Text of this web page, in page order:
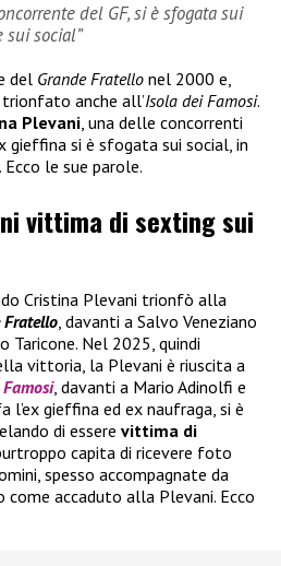
del GF, si è sfogata sui
sui social”
del Grande Fratello nel 2000 e,
anche all’Isola dei Famosi.
Plevani , una delle concorrenti
gieffina si è sfogata sui social, in
le sue parole.
vittima di sexting sui
Cristina Plevani trionfò alla
Fratello , davanti a Salvo Veneziano
Taricone. Nel 2025, quindi
vittoria, la Plevani è riuscita a
, davanti a Mario Adinolfi e
l’ex gieffina ed ex naufraga, si è
di essere vittima di
capita di ricevere foto
spesso accompagnate da
come accaduto alla Plevani. Ecco